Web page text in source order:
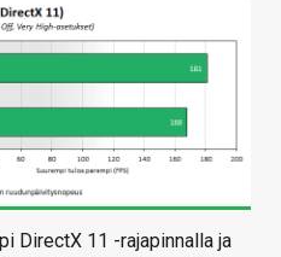
DirectX 11 -rajapinnalla ja